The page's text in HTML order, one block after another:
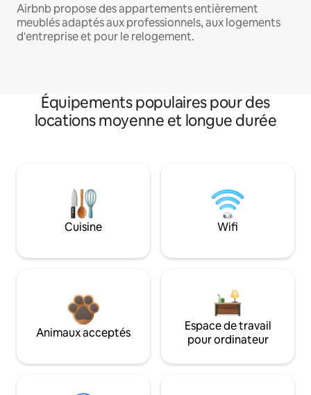
Airbnb propose des appartements entièrement
meublés adaptés aux professionnels, aux logements
d'entreprise et pour le relogement.
Équipements populaires pour des
locations moyenne et longue durée
Cuisine Wifi
Animaux acceptés
Espace de travail
pour ordinateur